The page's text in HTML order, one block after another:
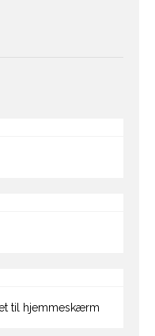
til hjemmeskærm